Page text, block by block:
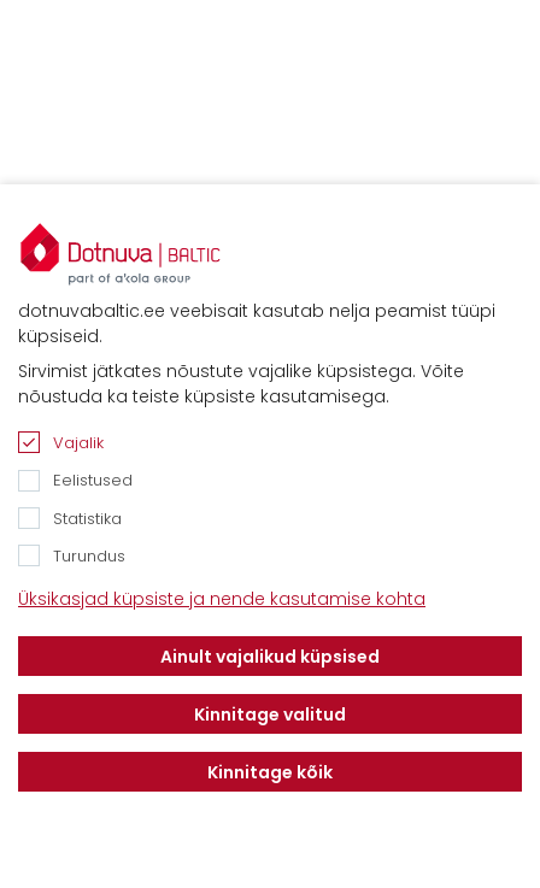
Kontaktid
Savimäe 7, Vahi 60534, Tartu vald
Tel. 6612800
E-mail:
Klientidele
Meist
Kontaktid
Teenindus
Finantseerimine
Privaatsuseeskiri
Liitu uudiskirjaga
dotnuvabaltic.ee veebisait kasutab nelja peamist tüüpi
küpsiseid.
Sirvimist jätkates nõustute vajalike küpsistega. Võite
nõustuda ka teiste küpsiste kasutamisega.
Vajalik
Eelistused
Statistika
Turundus
Üksikasjad küpsiste ja nende kasutamise kohta
Ainult vajalikud küpsised
Kinnitage valitud
Kinnitage kõik